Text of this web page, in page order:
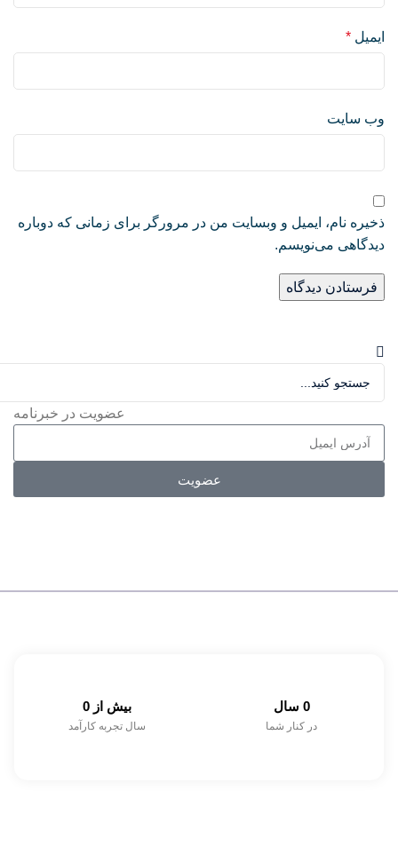
ایمیل *
وب‌ سایت
ذخیره نام، ایمیل و وبسایت من در مرورگر برای زمانی که دوباره
دیدگاهی می‌نویسم.
عضویت در خبرنامه
عضویت
در کنار شما
0
سال تجربه کارآمد
بیش از 0